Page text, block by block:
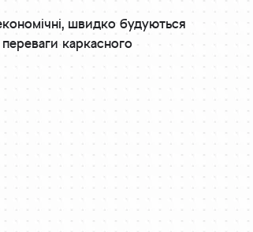
швидко будуються
каркасного